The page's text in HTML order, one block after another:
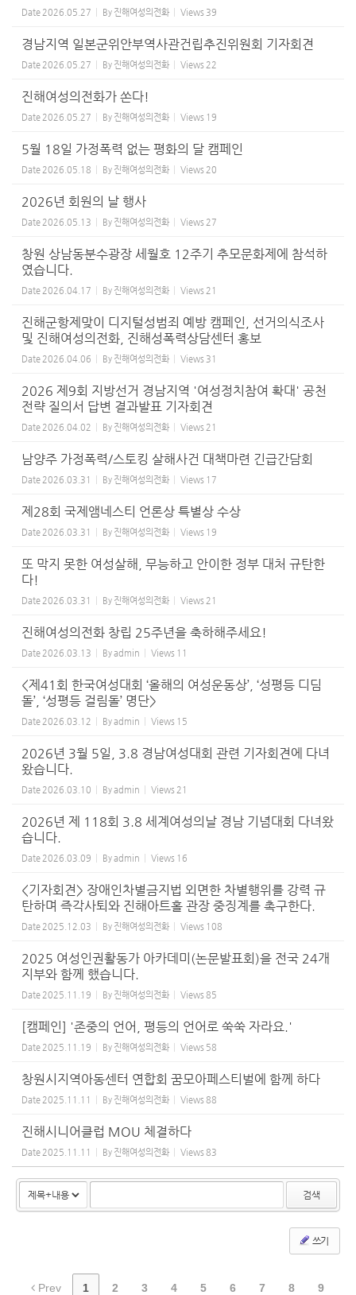
Date 2026.05.27 By 진해여성의전화 Views 39
경남지역 일본군위안부역사관건립추진위원회 기자회견
Date 2026.05.27 By 진해여성의전화 Views 22
진해여성의전화가 쏜다!
Date 2026.05.27 By 진해여성의전화 Views 19
5월 18일 가정폭력 없는 평화의 달 캠페인
Date 2026.05.18 By 진해여성의전화 Views 20
2026년 회원의 날 행사
Date 2026.05.13 By 진해여성의전화 Views 27
창원 상남동분수광장 세월호 12주기 추모문화제에 참석하
였습니다.
Date 2026.04.17 By 진해여성의전화 Views 21
진해군항제맞이 디지털성범죄 예방 캠페인, 선거의식조사
및 진해여성의전화, 진해성폭력상담센터 홍보
Date 2026.04.06 By 진해여성의전화 Views 31
2026 제9회 지방선거 경남지역 '여성정치참여 확대' 공천
전략 질의서 답변 결과발표 기자회견
Date 2026.04.02 By 진해여성의전화 Views 21
남양주 가정폭력/스토킹 살해사건 대책마련 긴급간담회
Date 2026.03.31 By 진해여성의전화 Views 17
제28회 국제앰네스티 언론상 특별상 수상
Date 2026.03.31 By 진해여성의전화 Views 19
또 막지 못한 여성살해, 무능하고 안이한 정부 대처 규탄한
다!
Date 2026.03.31 By 진해여성의전화 Views 21
진해여성의전화 창립 25주년을 축하해주세요!
Date 2026.03.13 Byadmin Views 11
<제41회 한국여성대회 ‘올해의 여성운동상’, ‘성평등 디딤
돌’, ‘성평등 걸림돌’ 명단>
Date 2026.03.12 Byadmin Views 15
2026년 3월 5일, 3.8 경남여성대회 관련 기자회견에 다녀
왔습니다.
Date 2026.03.10 Byadmin Views 21
2026년 제 118회 3.8 세계여성의날 경남 기념대회 다녀왔
습니다.
Date 2026.03.09 Byadmin Views 16
<기자회견> 장애인차별금지법 외면한 차별행위를 강력 규
탄하며 즉각사퇴와 진해아트홀 관장 중징계를 촉구한다.
Date 2025.12.03 By 진해여성의전화 Views 108
2025 여성인권활동가 아카데미(논문발표회)을 전국 24개
지부와 함께 했습니다.
Date 2025.11.19 By 진해여성의전화 Views 85
[캠페인] '존중의 언어, 평등의 언어로 쑥쑥 자라요.'
Date 2025.11.19 By 진해여성의전화 Views 58
창원시지역아동센터 연합회 꿈모아페스티벌에 함께 하다
Date 2025.11.11 By 진해여성의전화 Views 88
진해시니어클럽 MOU 체결하다
Date 2025.11.11 By 진해여성의전화 Views 83
검색
쓰기
Prev 1 2 3 4 5 6 7 8 9